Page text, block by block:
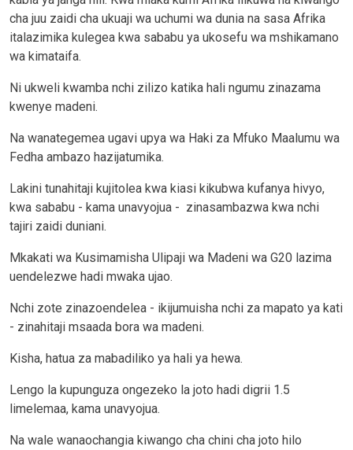
cha juu zaidi cha ukuaji wa uchumi wa dunia na sasa Afrika
italazimika kulegea kwa sababu ya ukosefu wa mshikamano
wa kimataifa.
Ni ukweli kwamba nchi zilizo katika hali ngumu zinazama
kwenye madeni.
Na wanategemea ugavi upya wa Haki za Mfuko Maalumu wa
Fedha ambazo hazijatumika.
Lakini tunahitaji kujitolea kwa kiasi kikubwa kufanya hivyo,
kwa sababu - kama unavyojua - zinasambazwa kwa nchi
tajiri zaidi duniani.
Mkakati wa Kusimamisha Ulipaji wa Madeni wa G20 lazima
uendelezwe hadi mwaka ujao.
Nchi zote zinazoendelea - ikijumuisha nchi za mapato ya kati
- zinahitaji msaada bora wa madeni.
Kisha, hatua za mabadiliko ya hali ya hewa.
Lengo la kupunguza ongezeko la joto hadi digrii 1.5
limelemaa, kama unavyojua.
Na wale wanaochangia kiwango cha chini cha joto hilo